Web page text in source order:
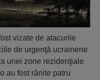
vizate de atacurile
de urgenţă ucrainene
unei zone rezidenţiale
au fost rănite patru